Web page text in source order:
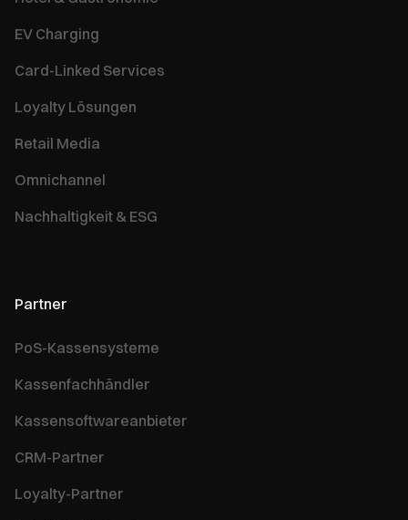
EV Charging
Card-Linked Services
Loyalty Lösungen
Retail Media
Omnichannel
Nachhaltigkeit & ESG
Partner
PoS-Kassensysteme
Kassenfachhändler
Kassensoftwareanbieter
CRM-Partner
Loyalty-Partner